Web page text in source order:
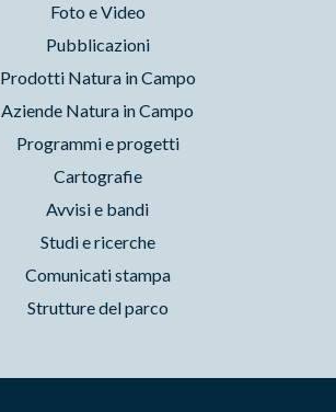
Foto e Video
Pubblicazioni
Prodotti Natura in Campo
Aziende Natura in Campo
Programmi e progetti
Cartografie
Avvisi e bandi
Studi e ricerche
Comunicati stampa
Strutture del parco